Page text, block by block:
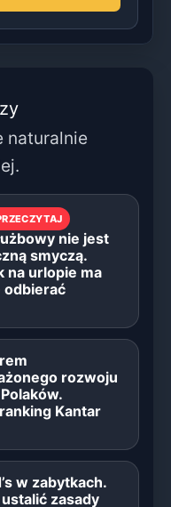
naturalnie
nie jest
smyczą.
na urlopie ma
odbierać
rozwoju
Kantar
w zabytkach.
zasady